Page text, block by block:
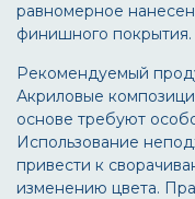
равномерное
финишного покрытия.
Рекомендуемый
Акриловые
основе требуют
Использование
привести к
изменению цвета.